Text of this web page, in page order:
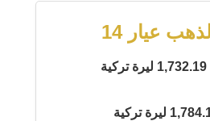
عيار 14